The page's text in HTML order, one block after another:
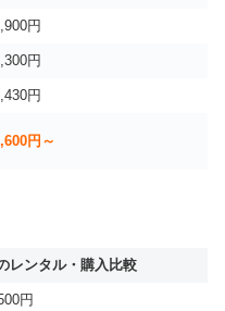
円
円
円
円～
レンタル・購入比較
円